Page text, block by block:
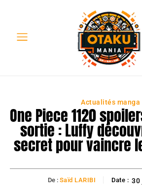
Actualités manga
One Piece 1120
sortie : Luffy
secret pour vaincre
De : Saïd LARIBI Date : 30